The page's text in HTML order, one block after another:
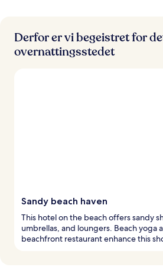
Derfor er vi begeistret for
overnattingsstedet
Sandy beach haven
This hotel on the beach offers sandy
umbrellas, and loungers. Beach yoga
beachfront restaurant enhance this